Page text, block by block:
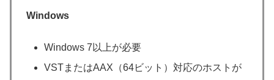
Windows
Windows 7以上が必要
VSTまたはAAX（64ビット）対応のホストが